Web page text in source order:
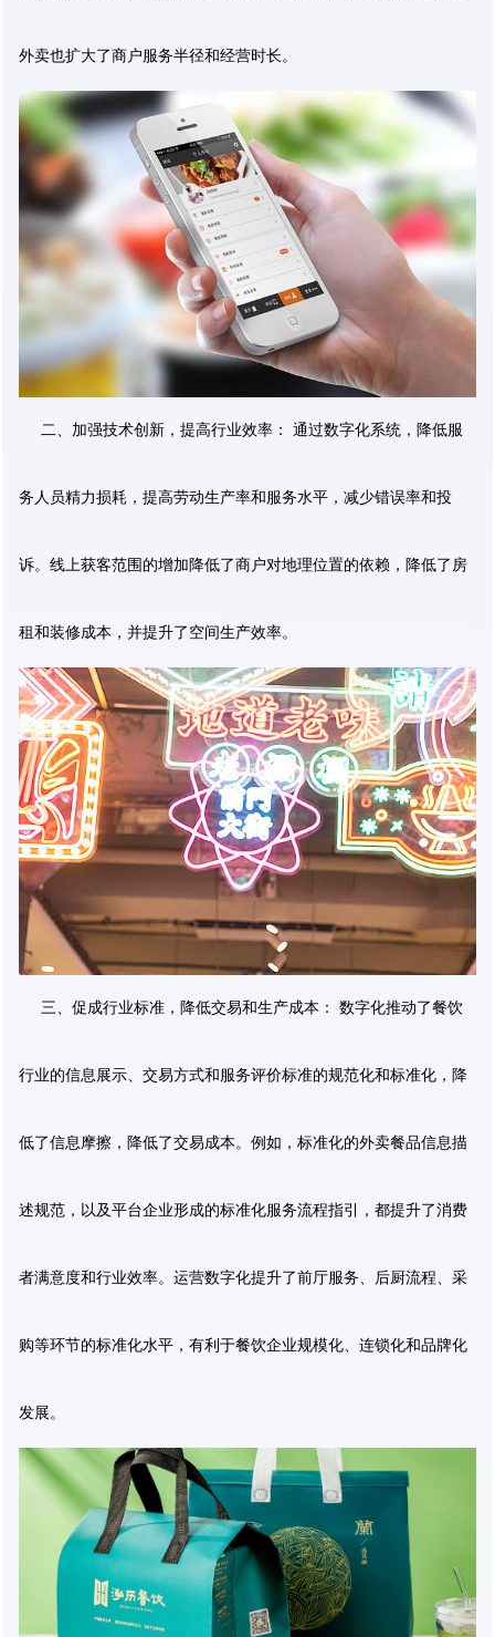
外卖也扩大了商户服务半径和经营时长。
二、加强技术创新，提高行业效率： 通过数字化系统，降低服
务人员精力损耗，提高劳动生产率和服务水平，减少错误率和投
诉。线上获客范围的增加降低了商户对地理位置的依赖，降低了房
租和装修成本，并提升了空间生产效率。
三、促成行业标准，降低交易和生产成本： 数字化推动了餐饮
行业的信息展示、交易方式和服务评价标准的规范化和标准化，降
低了信息摩擦，降低了交易成本。例如，标准化的外卖餐品信息描
述规范，以及平台企业形成的标准化服务流程指引，都提升了消费
者满意度和行业效率。运营数字化提升了前厅服务、后厨流程、采
购等环节的标准化水平，有利于餐饮企业规模化、连锁化和品牌化
发展。